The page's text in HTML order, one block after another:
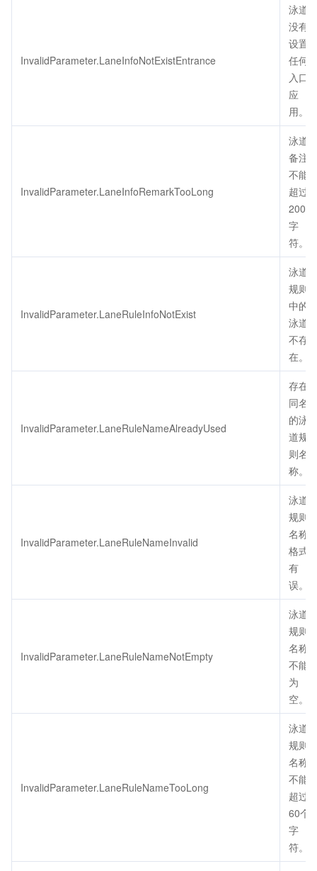
InvalidParameter.LaneInfoNotExistEntrance
泳道
没有
设置
任何
入口
应
用。
InvalidParameter.LaneInfoRemarkTooLong
泳道
备注
不能
超过
200个
字
符。
InvalidParameter.LaneRuleInfoNotExist
泳道
规则
中的
泳道
不存
在。
InvalidParameter.LaneRuleNameAlreadyUsed
存在
同名
的泳
道规
则名
称。
InvalidParameter.LaneRuleNameInvalid
泳道
规则
名称
格式
有
误。
InvalidParameter.LaneRuleNameNotEmpty
泳道
规则
名称
不能
为
空。
InvalidParameter.LaneRuleNameTooLong
泳道
规则
名称
不能
超过
60个
字
符。